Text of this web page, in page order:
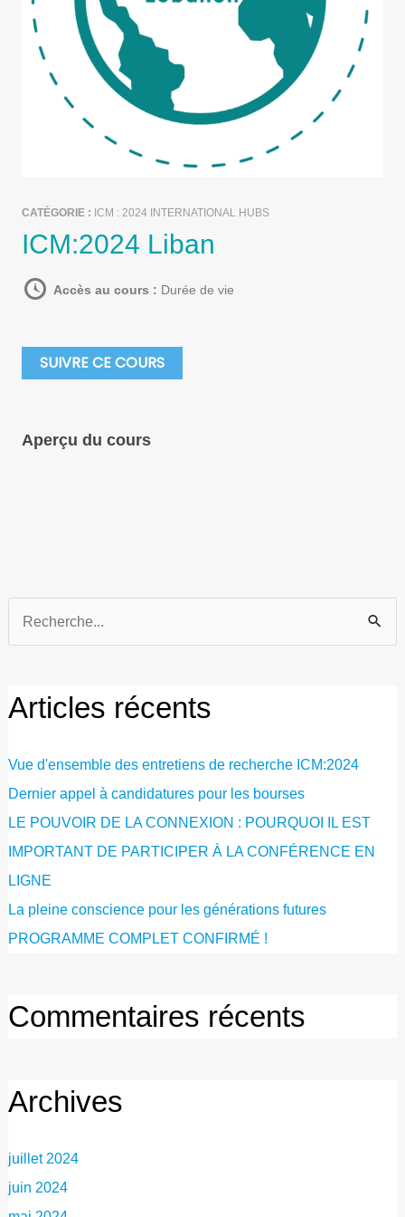
CATÉGORIE : ICM : 2024 INTERNATIONAL HUBS
ICM:2024 Liban
Accès au cours : Durée de vie
SUIVRE CE COURS
Aperçu du cours
Recherche
Articles récents
Vue d'ensemble des entretiens de recherche ICM:2024
Dernier appel à candidatures pour les bourses
LE POUVOIR DE LA CONNEXION : POURQUOI IL EST
IMPORTANT DE PARTICIPER À LA CONFÉRENCE EN
LIGNE
La pleine conscience pour les générations futures
PROGRAMME COMPLET CONFIRMÉ !
Commentaires récents
Archives
juillet 2024
juin 2024